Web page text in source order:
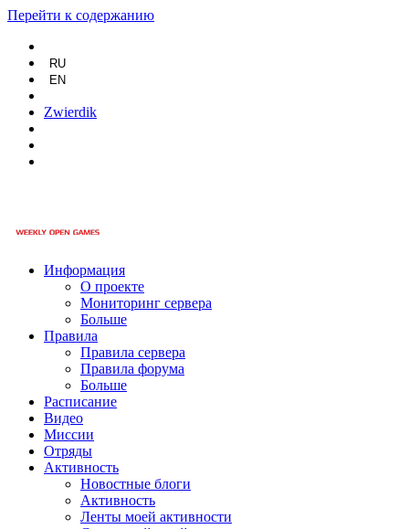
Перейти к содержанию
RU
EN
Zwierdik
Информация
О проекте
Мониторинг сервера
Больше
Правила
Правила сервера
Правила форума
Больше
Расписание
Видео
Миссии
Отряды
Активность
Новостные блоги
Активность
Ленты моей активности